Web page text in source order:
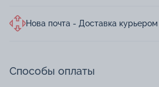
Нова почта - Доставка курьером
Способы оплаты